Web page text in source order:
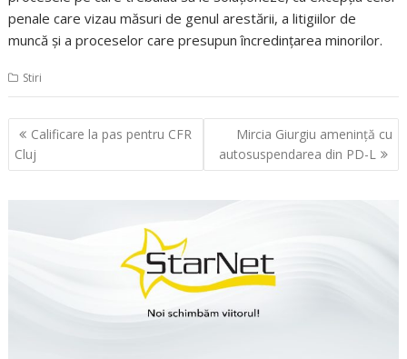
penale care vizau măsuri de genul arestării, a litigiilor de
muncă şi a proceselor care presupun încredinţarea minorilor.
Stiri
Navigare
în
articole
Calificare la pas pentru CFR
Cluj
Mircia Giurgiu ameninţă cu
autosuspendarea din PD-L